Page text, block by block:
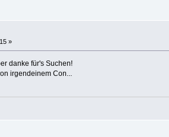
»
danke für's Suchen!
irgendeinem Con...